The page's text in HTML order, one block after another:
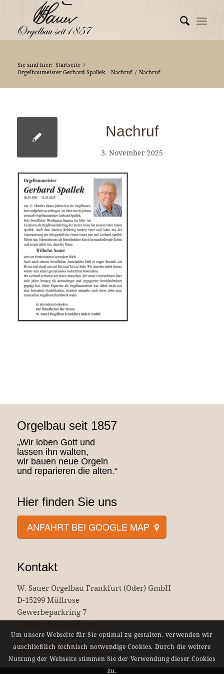
Sie sind hier: Startseite /
Orgelbaumeister Gerhard Spallek – Nachruf / Nachruf
Nachruf
3. November 2025
Orgelbau seit 1857
„Wir loben Gott und
lassen ihn walten,
wir bauen neue Orgeln
und reparieren die alten.“
Hier finden Sie uns
ANFAHRT BEI GOOGLE MAP
Kontakt
W. Sauer Orgelbau Frankfurt (Oder) GmbH
D-15299 Müllrose
Gewerbeparkring 7
00 49 / (0)3 36 06 – 44 55
00 49 / (0)3 36 06 – 49 41
info@sauerorgelbau.de
Um unsere Webseite für Sie optimal zu gestalten, verwenden wir
auschließlich technisch notwendige Cookies. Durch die weitere
Nutzung der Webseite stimmen Sie der Verwendung dieser Cookies
zu.